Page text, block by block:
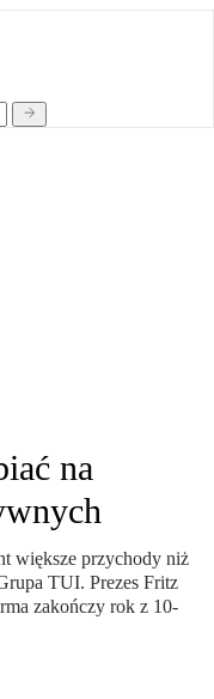
na
większe przychody niż
TUI. Prezes Fritz
zakończy rok z 10-